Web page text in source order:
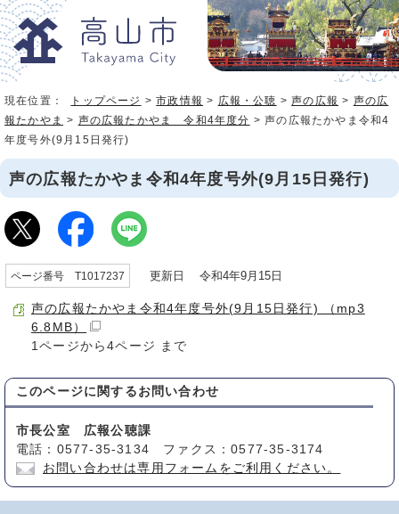
現在位置： トップページ >市政情報 > 広報・公聴 >声の広報 > 声の広
報たかやま > 声の広報たかやま 令和4年度分 > 声の広報たかやま令和4
年度号外(9月15日発行)
声の広報たかやま令和4年度号外(9月15日発行)
ページ番号 T1017237 更新日 令和4年9月15日
声の広報たかやま令和4年度号外(9月15日発行) （mp3
6.8MB）
1ページから4ページ まで
このページに関する お問い合わせ
市長公室 広報公聴課
電話：0577-35-3134 ファクス：0577-35-3174
お問い合わせは専用フォームをご利用ください。